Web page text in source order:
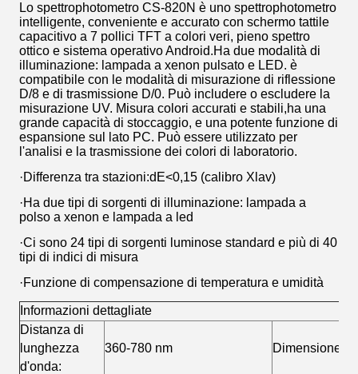
Lo spettrophotometro CS-820N è uno spettrophotometro
intelligente, conveniente e accurato con schermo tattile
capacitivo a 7 pollici TFT a colori veri, pieno spettro
ottico e sistema operativo Android.Ha due modalità di
illuminazione: lampada a xenon pulsato e LED. è
compatibile con le modalità di misurazione di riflessione
D/8 e di trasmissione D/0. Può includere o escludere la
misurazione UV. Misura colori accurati e stabili,ha una
grande capacità di stoccaggio, e una potente funzione di
espansione sul lato PC. Può essere utilizzato per
l'analisi e la trasmissione dei colori di laboratorio.
·Differenza tra stazioni:dE<0,15 (calibro Xlav)
·Ha due tipi di sorgenti di illuminazione: lampada a
polso a xenon e lampada a led
·Ci sono 24 tipi di sorgenti luminose standard e più di 40
tipi di indici di misura
·Funzione di compensazione di temperatura e umidità
Informazioni dettagliate
Distanza di
lunghezza
d'onda:
360-780 nm Dimensione: